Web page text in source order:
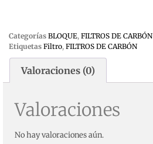
Categorías BLOQUE, FILTROS DE CARBÓN
Etiquetas Filtro, FILTROS DE CARBÓN
Valoraciones (0)
Valoraciones
No hay valoraciones aún.